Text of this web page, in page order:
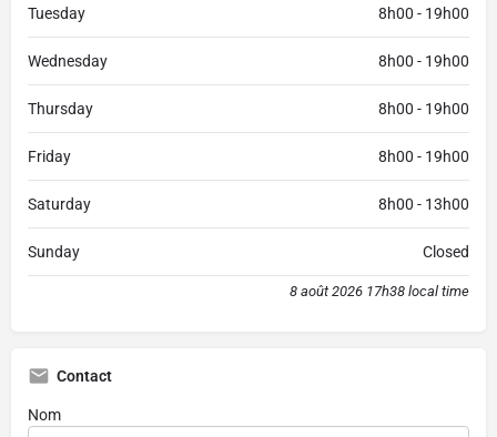
Tuesday 8h00 - 19h00
Wednesday 8h00 - 19h00
Thursday 8h00 - 19h00
Friday 8h00 - 19h00
Saturday 8h00 - 13h00
Sunday Closed
8 août 2026 17h38 local time
Contact
Nom